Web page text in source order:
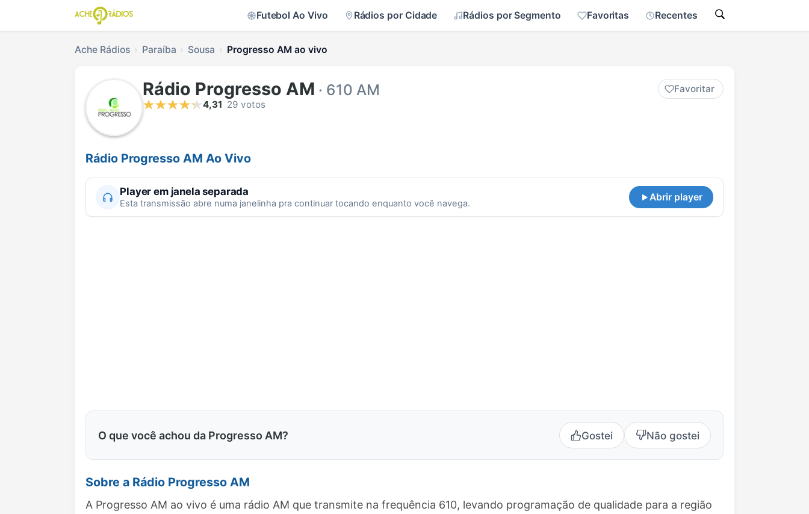
Futebol Ao Vivo Rádios por Cidade Rádios por Segmento Favoritas Recentes
Ache Rádios Paraíba Sousa Progresso AM ao vivo
Rádio Progresso AM · 610 AM
Favoritar
4,31 29 votos
Rádio Progresso AM Ao Vivo
Player em janela separada
Esta transmissão abre numa janelinha pra continuar tocando enquanto você navega.
Abrir player
O que você achou da Progresso AM? Gostei Não gostei
Sobre a Rádio Progresso AM
A Progresso AM ao vivo é uma rádio AM que transmite na frequência 610, levando programação de qualidade para a região